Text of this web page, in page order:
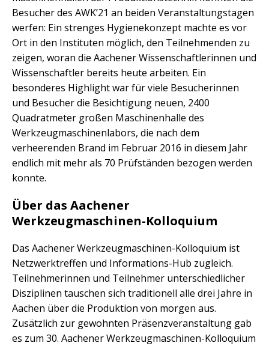
Besucher des AWK’21 an beiden Veranstaltungstagen
werfen: Ein strenges Hygienekonzept machte es vor
Ort in den Instituten möglich, den Teilnehmenden zu
zeigen, woran die Aachener Wissenschaftlerinnen und
Wissenschaftler bereits heute arbeiten. Ein
besonderes Highlight war für viele Besucherinnen
und Besucher die Besichtigung neuen, 2400
Quadratmeter großen Maschinenhalle des
Werkzeugmaschinenlabors, die nach dem
verheerenden Brand im Februar 2016 in diesem Jahr
endlich mit mehr als 70 Prüfständen bezogen werden
konnte.
Über das Aachener
Werkzeugmaschinen-Kolloquium
Das Aachener Werkzeugmaschinen-Kolloquium ist
Netzwerktreffen und Informations-Hub zugleich.
Teilnehmerinnen und Teilnehmer unterschiedlicher
Disziplinen tauschen sich traditionell alle drei Jahre in
Aachen über die Produktion von morgen aus.
Zusätzlich zur gewohnten Präsenzveranstaltung gab
es zum 30. Aachener Werkzeugmaschinen-Kolloquium